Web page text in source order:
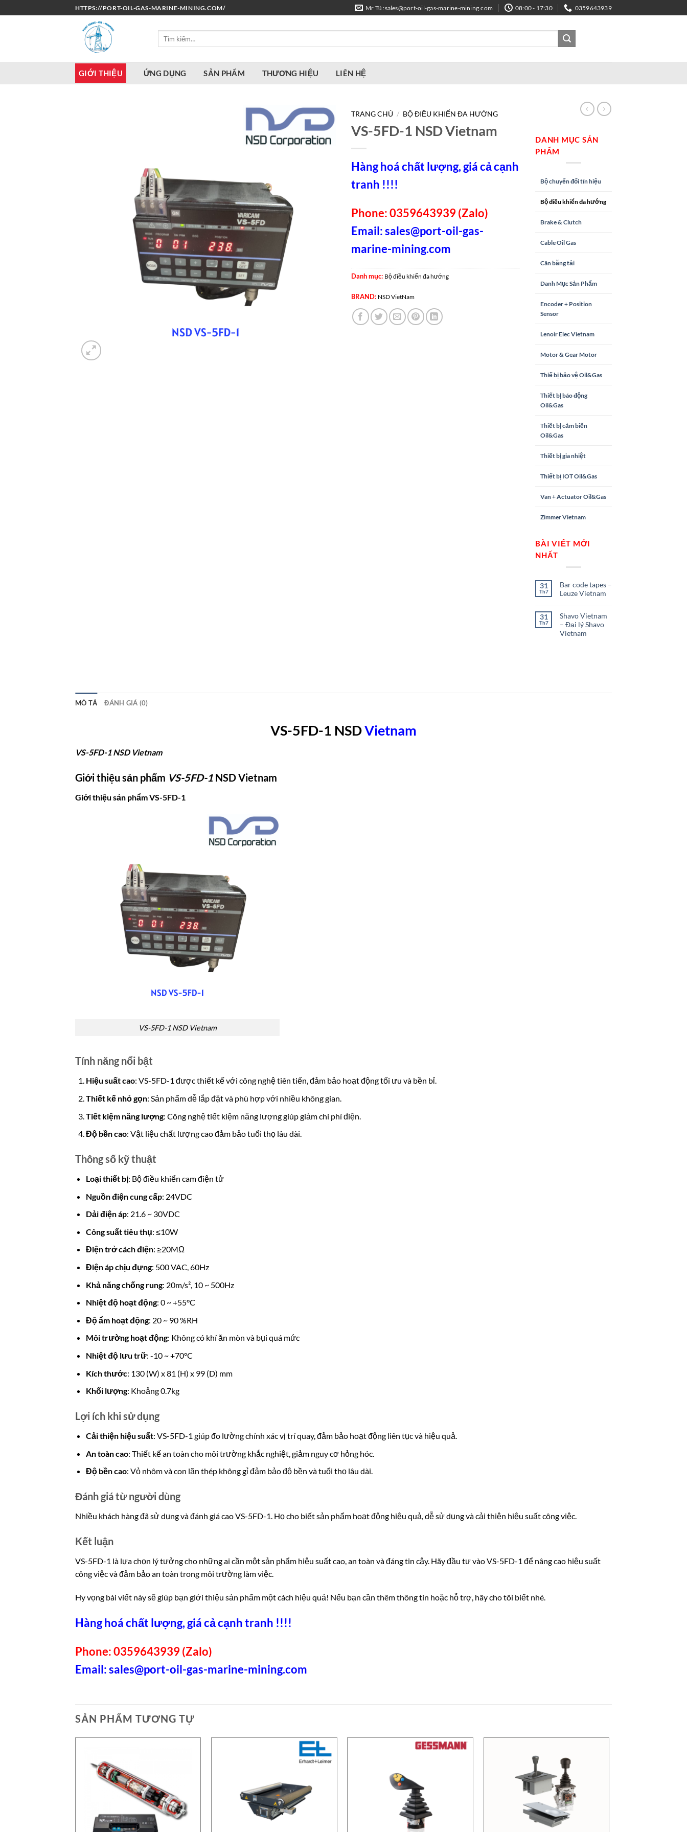
qua
HTTPS://PORT-OIL-GAS-MARINE-MINING.COM/ Mr Tú :sales@port-oil-gas-marine-mining.com 08:00 - 17:30 0359643939
GIỚI THIỆU ỨNG DỤNG SẢN PHẨM THƯƠNG HIỆU LIÊN HỆ
TRANG CHỦ / BỘ ĐIỀU KHIỂN ĐA HƯỚNG
VS-5FD-1 NSD Vietnam
Hàng hoá chất lượng, giá cả cạnh
tranh !!!!
Phone: 0359643939 (Zalo)
Email:sales@port-oil-gas-
marine-mining.com
Danh mục: Bộ điều khiển đa hướng
BRAND: NSD VietNam
DANH MỤC SẢN
PHẨM
Bộ chuyển đổi tín hiệu
Bộ điều khiển đa hướng
Brake & Clutch
Cable Oil Gas
Cân băng tải
Danh Mục Sản Phẩm
Encoder + Position
Sensor
Lenoir Elec Vietnam
Motor & Gear Motor
Thiế bị bảo vệ Oil&Gas
Thiết bị báo động
Oil&Gas
Thiết bị cảm biến
Oil&Gas
Thiết bị gia nhiệt
Thiết bị IOT Oil&Gas
Van + Actuator Oil&Gas
Zimmer Vietnam
BÀI VIẾT MỚI
NHẤT
31
Th7
Bar code tapes –
Leuze Vietnam
31
Th7
Shavo Vietnam
– Đại lý Shavo
Vietnam
MÔ TẢ ĐÁNH GIÁ (0)
VS-5FD-1 NSDVietnam
VS-5FD-1 NSD Vietnam
Giới thiệu sản phẩm VS-5FD-1 NSD Vietnam
Giới thiệu sản phẩm VS-5FD-1
VS-5FD-1 NSD Vietnam
Tính năng nổi bật
Hiệu suất cao: VS-5FD-1 được thiết kế với công nghệ tiên tiến, đảm bảo hoạt động tối ưu và bền bỉ.
Thiết kế nhỏ gọn: Sản phẩm dễ lắp đặt và phù hợp với nhiều không gian.
Tiết kiệm năng lượng: Công nghệ tiết kiệm năng lượng giúp giảm chi phí điện.
Độ bền cao: Vật liệu chất lượng cao đảm bảo tuổi thọ lâu dài.
Thông số kỹ thuật
Loại thiết bị: Bộ điều khiển cam điện tử
Nguồn điện cung cấp: 24VDC
Dải điện áp: 21.6 ~ 30VDC
Công suất tiêu thụ: ≤10W
Điện trở cách điện: ≥20MΩ
Điện áp chịu đựng: 500 VAC, 60Hz
Khả năng chống rung: 20m/s², 10 ~ 500Hz
Nhiệt độ hoạt động: 0 ~ +55°C
Độ ẩm hoạt động: 20 ~ 90 %RH
Môi trường hoạt động: Không có khí ăn mòn và bụi quá mức
Nhiệt độ lưu trữ: -10 ~ +70°C
Kích thước: 130 (W) x 81 (H) x 99 (D) mm
Khối lượng: Khoảng 0.7kg
Lợi ích khi sử dụng
Cải thiện hiệu suất: VS-5FD-1 giúp đo lường chính xác vị trí quay, đảm bảo hoạt động liên tục và hiệu quả.
An toàn cao: Thiết kế an toàn cho môi trường khắc nghiệt, giảm nguy cơ hỏng hóc.
Độ bền cao: Vỏ nhôm và con lăn thép không gỉ đảm bảo độ bền và tuổi thọ lâu dài.
Đánh giá từ người dùng
Nhiều khách hàng đã sử dụng và đánh giá cao VS-5FD-1. Họ cho biết sản phẩm hoạt động hiệu quả, dễ sử dụng và cải thiện hiệu suất công việc.
Kết luận
VS-5FD-1 là lựa chọn lý tưởng cho những ai cần một sản phẩm hiệu suất cao, an toàn và đáng tin cậy. Hãy đầu tư vào VS-5FD-1 để nâng cao hiệu suất
công việc và đảm bảo an toàn trong môi trường làm việc.
Hy vọng bài viết này sẽ giúp bạn giới thiệu sản phẩm một cách hiệu quả! Nếu bạn cần thêm thông tin hoặc hỗ trợ, hãy cho tôi biết nhé.
Hàng hoá chất lượng, giá cả cạnh tranh !!!!
Phone: 0359643939 (Zalo)
Email:sales@port-oil-gas-marine-mining.com
SẢN PHẨM TƯƠNG TỰ